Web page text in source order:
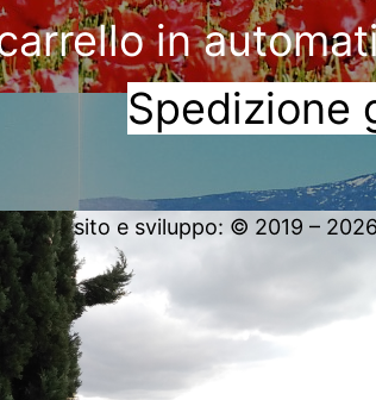
in
Spedizione
sito e sviluppo: © 2019 –